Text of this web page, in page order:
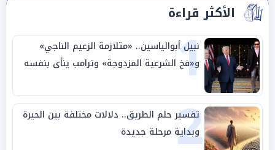
الأكثر قراءة
1
نبيل أبوالياسين.. «متلازمة الزعيم الناجي»
و«فخ الشرعية المزدوجة» وترامب ينأى بنفسه
وحليفه في «ميتم استراتيجي»
2
تفسير حلم الطريق.. دلالات مختلفة بين الحيرة
وبداية مرحلة جديدة